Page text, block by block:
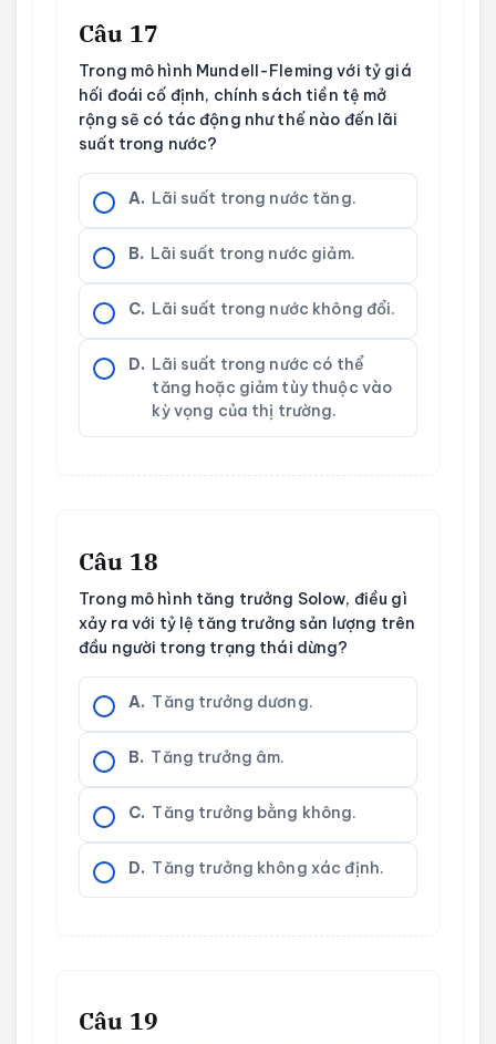
Câu 17
Trong mô hình Mundell-Fleming với tỷ giá
hối đoái cố định, chính sách tiền tệ mở
rộng sẽ có tác động như thế nào đến lãi
suất trong nước?
A. Lãi suất trong nước tăng.
B. Lãi suất trong nước giảm.
C. Lãi suất trong nước không đổi.
D. Lãi suất trong nước có thể
tăng hoặc giảm tùy thuộc vào
kỳ vọng của thị trường.
Câu 18
Trong mô hình tăng trưởng Solow, điều gì
xảy ra với tỷ lệ tăng trưởng sản lượng trên
đầu người trong trạng thái dừng?
A. Tăng trưởng dương.
B. Tăng trưởng âm.
C. Tăng trưởng bằng không.
D. Tăng trưởng không xác định.
Câu 19